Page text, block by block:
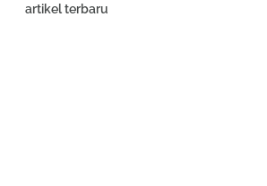
artikel terbaru